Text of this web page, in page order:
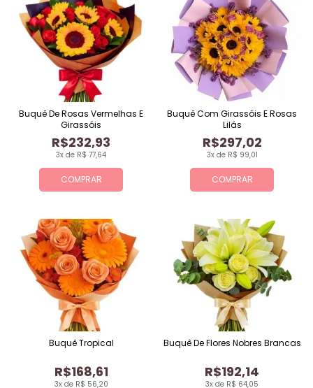
COMPRAR
3x de R$ 77,64
R$232,93
Buquê De Rosas Vermelhas E
Girassóis
COMPRAR
3x de R$ 99,01
R$297,02
Buquê Com Girassóis E Rosas
Lilás
3x de R$ 56,20
R$168,61
Buquê Tropical
3x de R$ 64,05
R$192,14
Buquê De Flores Nobres Brancas